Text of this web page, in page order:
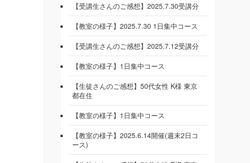
【受講生さんのご感想】2025.7.30受講分
【教室の様子】2025.7.30 1日集中コース
【受講生さんのご感想】2025.7.12受講分
【教室の様子】1日集中コース
【生徒さんのご感想】50代女性 K様 東京
都在住
【教室の様子】1日集中コース
【教室の様子】2025.6.14開催(週末2日コ
ース)